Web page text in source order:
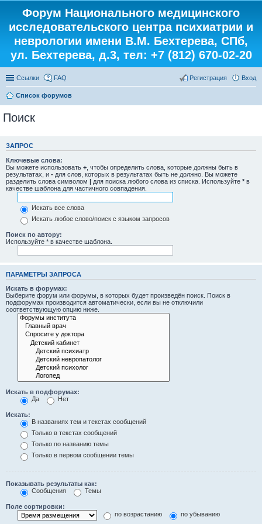
Форум Национального медицинского
исследовательского центра психиатрии и
неврологии имени В.М. Бехтерева, СПб,
ул. Бехтерева, д.3, тел: +7 (812) 670-02-20
Ссылки FAQ Вход
Регистрация
Список форумов
Поиск
ЗАПРОС
Ключевые слова:
Вы можете использовать + , чтобы определить слова, которые должны быть в
результатах, и - для слов, которых в результатах быть не должно. Вы можете
разделить слова символом | для поиска любого слова из списка. Используйте * в
качестве шаблона для частичного совпадения.
Искать все слова
Искать любое слово/поиск с языком запросов
Поиск по автору:
Используйте * в качестве шаблона.
ПАРАМЕТРЫ ЗАПРОСА
Искать в форумах:
Выберите форум или форумы, в которых будет произведён поиск. Поиск в
подфорумах производится автоматически, если вы не отключили
соответствующую опцию ниже.
Искать в подфорумах:
Да
Нет
Искать:
В названиях тем и текстах сообщений
Только в текстах сообщений
Только по названию темы
Только в первом сообщении темы
Показывать результаты как:
Сообщения
Темы
Поле сортировки:
по возрастанию
по убыванию